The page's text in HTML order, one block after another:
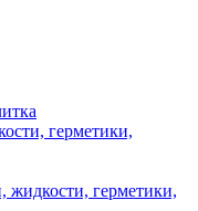
герметики,
жидкости, герметики,